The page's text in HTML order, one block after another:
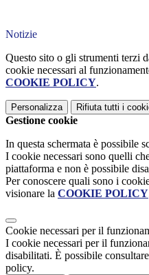
Notizie
Questo sito o gli strumenti terzi
cookie necessari al
COOKIE POLICY.
Personalizza Rifiuta tutti i
Gestione cookie
In questa schermata è possibile
I cookie necessari sono quelli
piattaforma e non è possibile
Per conoscere quali sono i
visionare la COOKIE POLICY
Cookie necessari per il
I cookie necessari per il
disabilitati. È possibile
policy.